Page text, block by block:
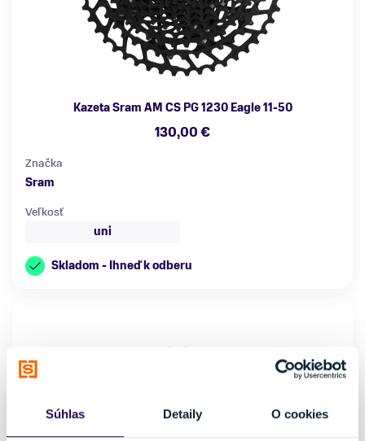
Súhlas Detaily O cookies
Kazeta Sram AM CS PG 1230 Eagle 11-50
130,00 €
Značka
Sram
Veľkosť
uni
Skladom - Ihneď k odberu